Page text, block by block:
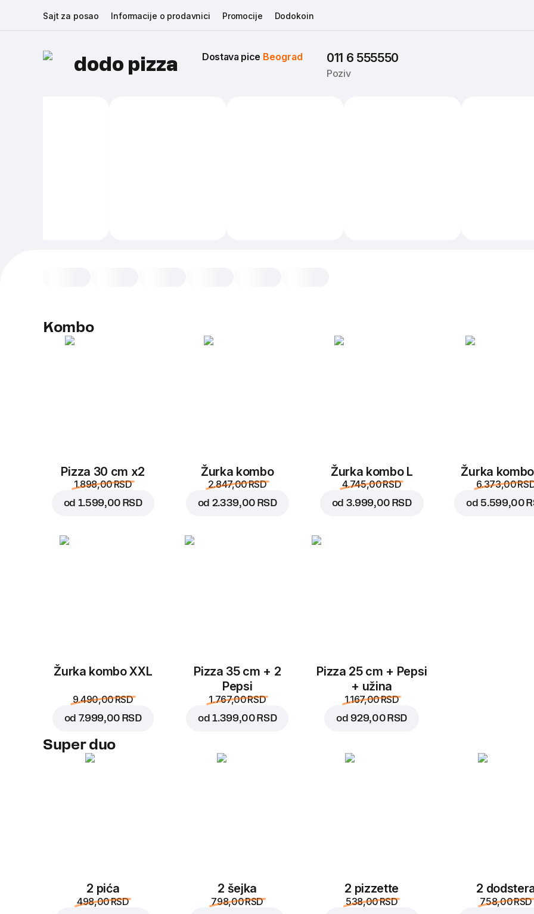
Sajt za posao Informacije o prodavnici Promocije Dodokoin
dodo pizza Dostava pice Beograd 011 6 555550
Poziv
Zamenite
699,00 RSD
Dodajte u
Kombo
Pizza 30 cm x2
1.898,00 RSD
od 1.599,00 RSD
Žurka kombo
2.847,00 RSD
od 2.339,00 RSD
Žurka kombo L
4.745,00 RSD
od 3.999,00 RSD
Žurka
6.373,00
od 5.599,00
Žurka kombo XXL
9.490,00 RSD
od 7.999,00 RSD
Pizza 35 cm + 2
Pepsi
1.767,00 RSD
od1.399,00 RSD
Pizza 25 cm + Pepsi
+ užina
1.167,00 RSD
od 929,00 RSD
Super duo
2 pića
498,00 RSD
2 šejka
798,00 RSD
2 pizzette
538,00 RSD
2
758,00 RSD